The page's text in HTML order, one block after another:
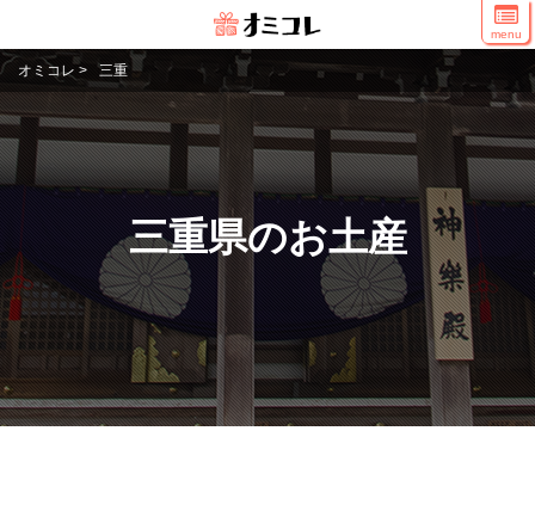
menu
オミコレ> 三重
三重県のお土産